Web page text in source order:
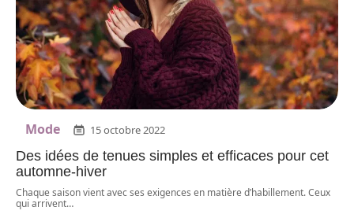
Mode 15 octobre 2022
Des idées de tenues simples et efficaces pour cet
automne-hiver
Chaque saison vient avec ses exigences en matière d’habillement. Ceux
qui arrivent…